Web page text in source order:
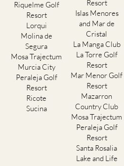
Riquelme Golf
Resort
Lorqui
Molina de
Segura
Mosa Trajectum
Murcia City
Peraleja Golf
Resort
Ricote
Sucina
Resort
Islas Menores
and Mar de
Cristal
La Manga Club
La Torre Golf
Resort
Mar Menor Golf
Resort
Mazarron
Country Club
Mosa Trajectum
Peraleja Golf
Resort
Santa Rosalia
Lake and Life